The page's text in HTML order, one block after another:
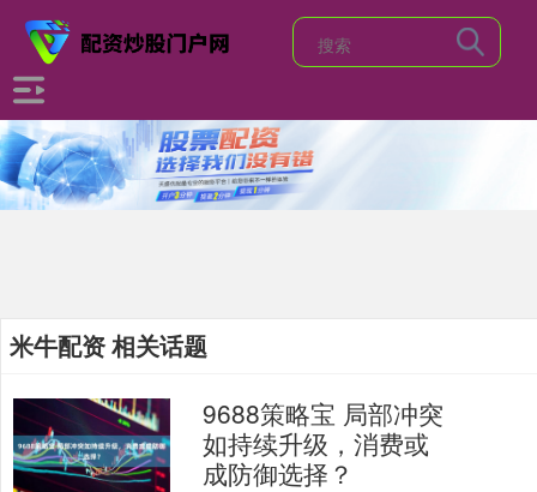
米牛配资 相关话题
9688策略宝 局部冲突
如持续升级，消费或
成防御选择？